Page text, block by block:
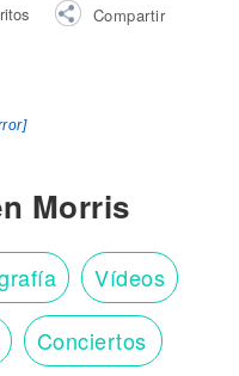
Compartir
Morris
Vídeos
Conciertos